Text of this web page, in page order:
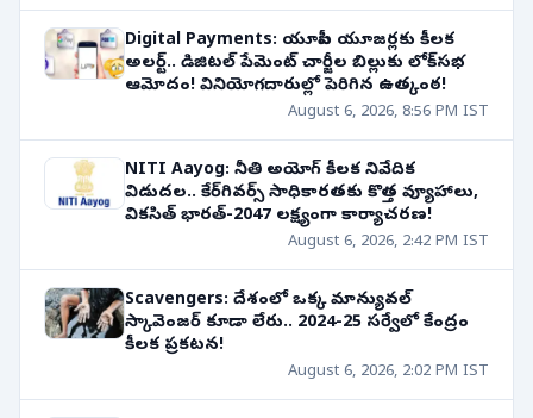
Digital Payments: యూపీఐ యూజర్లకు కీలక
అలర్ట్.. డిజిటల్ పేమెంట్ చార్జీల బిల్లుకు లోక్‌సభ
ఆమోదం! వినియోగదారుల్లో పెరిగిన ఉత్కంఠ!
August 6, 2026, 8:56 PM IST
NITI Aayog: నీతి అయోగ్ కీలక నివేదిక
విడుదల.. కేర్‌గివర్స్ సాధికారతకు కొత్త వ్యూహాలు,
వికసిత్ భారత్-2047 లక్ష్యంగా కార్యాచరణ!
August 6, 2026, 2:42 PM IST
Scavengers: దేశంలో ఒక్క మాన్యువల్
స్కావెంజర్ కూడా లేరు.. 2024-25 సర్వేలో కేంద్రం
కీలక ప్రకటన!
August 6, 2026, 2:02 PM IST